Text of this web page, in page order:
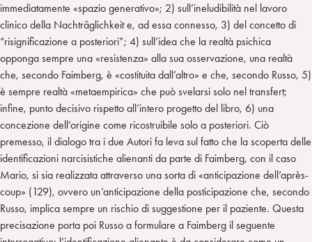
immediatamente «spazio generativo»; 2) sull’ineludibilità nel lavoro
clinico della Nachträglichkeit e, ad essa connesso, 3) del concetto di
“risignificazione a posteriori”; 4) sull’idea che la realtà psichica
opponga sempre una «resistenza» alla sua osservazione, una realtà
che, secondo Faimberg, è «costituita dall’altro» e che, secondo Russo, 5)
è sempre realtà «metaempirica» che può svelarsi solo nel transfert;
infine, punto decisivo rispetto all’intero progetto del libro, 6) una
concezione dell’origine come ricostruibile solo a posteriori. Ciò
premesso, il dialogo tra i due Autori fa leva sul fatto che la scoperta delle
identificazioni narcisistiche alienanti da parte di Faimberg, con il caso
Mario, si sia realizzata attraverso una sorta di «anticipazione dell’après-
coup» (129), ovvero un’anticipazione della posticipazione che, secondo
Russo, implica sempre un rischio di suggestione per il paziente. Questa
precisazione porta poi Russo a formulare a Faimberg il seguente